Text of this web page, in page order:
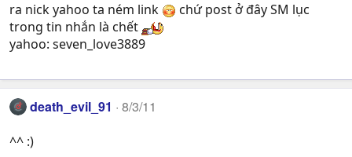
ra nick yahoo ta ném link
chứ post ở đây SM lục
trong tin nhắn là chết
yahoo: seven_love3889
death_evil_91 8/3/11
^^ :)